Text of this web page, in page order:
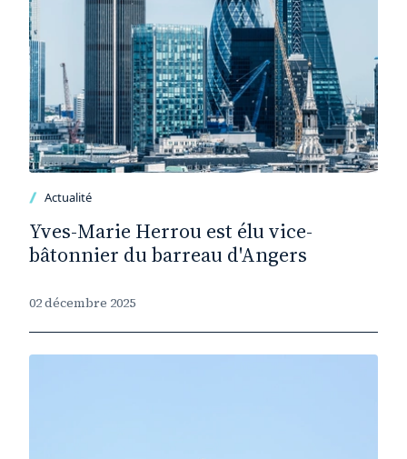
Actualité
Yves-Marie Herrou est élu vice-
bâtonnier du barreau d'Angers
02 décembre 2025